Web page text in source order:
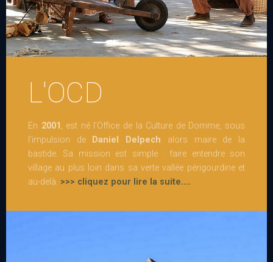
Photos
L'OCD
En 2001 , est né l’Office de la Culture de Domme, sous
l’impulsion de
Daniel Delpech alors maire de la
bastide. Sa mission est simple : faire entendre son
village au plus loin dans sa verte vallée périgourdine et
au-delà. >>> cliquez pour lire la suite....